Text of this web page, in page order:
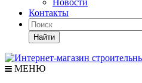
Новости
Контакты
Найти
МЕНЮ